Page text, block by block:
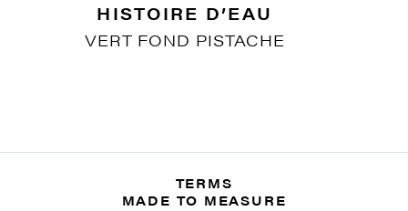
HISTOIRE D’EAU
VERT FOND PISTACHE
TERMS
MADE TO MEASURE